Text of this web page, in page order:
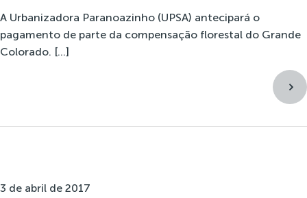
A Urbanizadora Paranoazinho (UPSA) antecipará o
pagamento de parte da compensação florestal do Grande
Colorado. […]
3 de abril de 2017